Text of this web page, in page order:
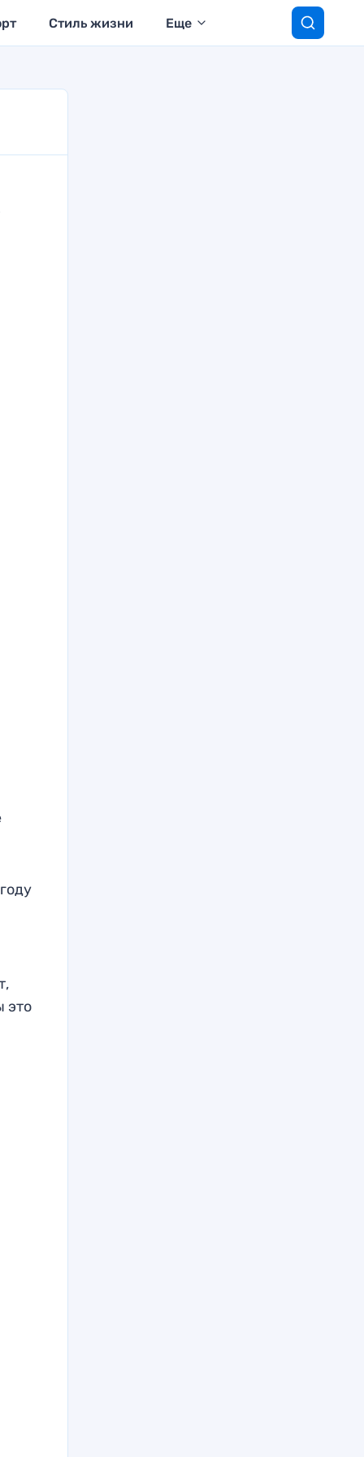
Стиль жизни Еще
это